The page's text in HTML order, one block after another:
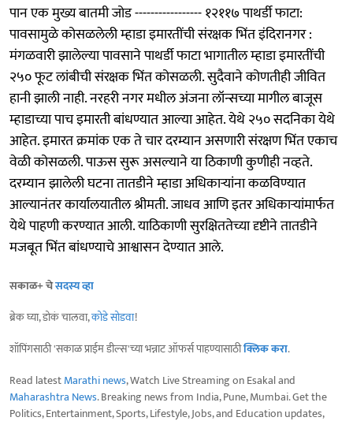
पान एक मुख्य बातमी जोड ----------------- १२११७ पाथर्डी फाटा:
पावसामुळे कोसळलेली म्हाडा इमारतींची संरक्षक भिंत इंदिरानगर :
मंगळवारी झालेल्या पावसाने पाथर्डी फाटा भागातील म्हाडा इमारतींची
२५० फूट लांबीची संरक्षक भिंत कोसळली. सुदैवाने कोणतीही जीवित
हानी झाली नाही. नरहरी नगर मधील अंजना लॉन्सच्या मागील बाजूस
म्हाडाच्या पाच इमारती बांधण्यात आल्या आहेत. येथे २५० सदनिका येथे
आहेत. इमारत क्रमांक एक ते चार दरम्यान असणारी संरक्षण भिंत एकाच
वेळी कोसळली. पाऊस सुरू असल्याने या ठिकाणी कुणीही नव्हते.
दरम्यान झालेली घटना तातडीने म्हाडा अधिकाऱ्यांना कळविण्यात
आल्यानंतर कार्यालयातील श्रीमती. जाधव आणि इतर अधिकाऱ्यांमार्फत
येथे पाहणी करण्यात आली. याठिकाणी सुरक्षिततेच्या दृष्टीने तातडीने
मजबूत भिंत बांधण्याचे आश्वासन देण्यात आले.
सकाळ+ चेसदस्य व्हा
ब्रेक घ्या, डोकं चालवा,कोडे सोडवा!
शॉपिंगसाठी 'सकाळ प्राईम डील्स'च्या भन्नाट ऑफर्स पाहण्यासाठीक्लिक करा.
Read latestMarathi news, Watch Live Streaming on Esakal and
Maharashtra News. Breaking news from India, Pune, Mumbai. Get the
Politics, Entertainment, Sports, Lifestyle, Jobs, and Education updates,